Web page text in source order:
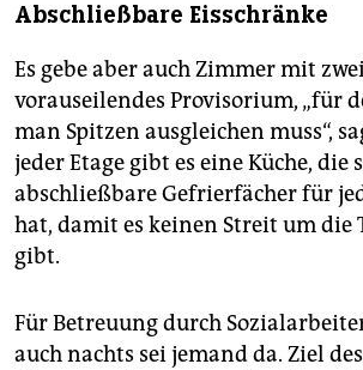
Abschließbare Eisschränke
Es gebe aber auch Zimmer mit
vorauseilendes Provisorium, „für
man Spitzen ausgleichen muss“,
jeder Etage gibt es eine Küche, die
abschließbare Gefrierfächer für
hat, damit es keinen Streit um die
gibt.
Für Betreuung durch
auch nachts sei jemand da. Ziel des